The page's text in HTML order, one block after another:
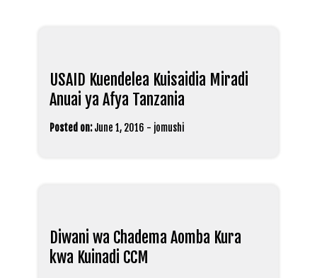
USAID Kuendelea Kuisaidia Miradi
Anuai ya Afya Tanzania
Posted on: June 1, 2016 - jomushi
Diwani wa Chadema Aomba Kura
kwa Kuinadi CCM